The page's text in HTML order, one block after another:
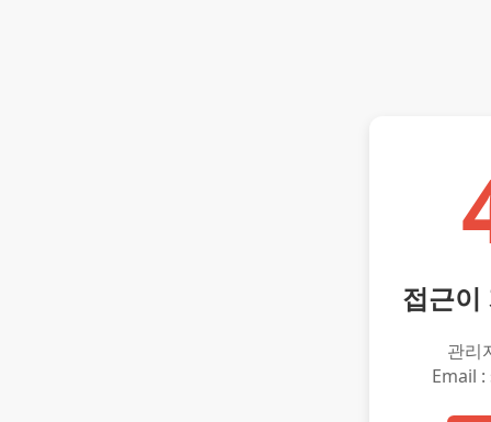
접근이
관리
Email